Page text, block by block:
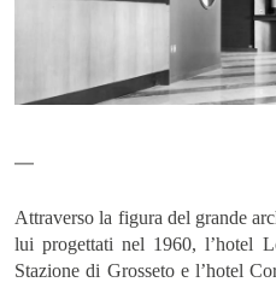
Attraverso la figura del grande
lui progettati nel 1960, l’hotel
Stazione di Grosseto e l’hotel